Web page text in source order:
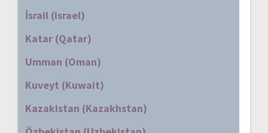
İsrail (Israel)
Katar (Qatar)
Umman (Oman)
Kuveyt (Kuwait)
Kazakistan (Kazakhstan)